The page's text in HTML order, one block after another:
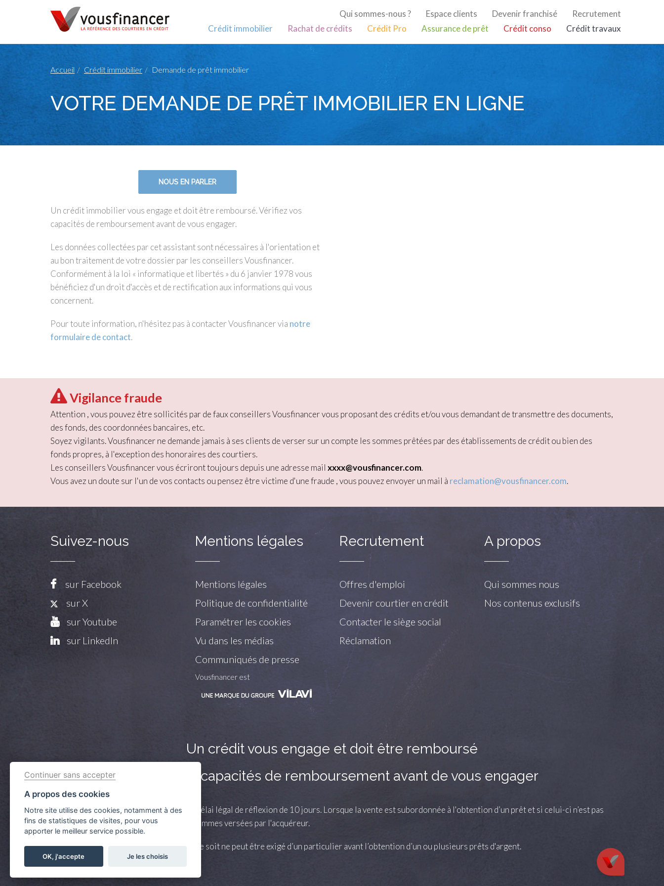
Recrutement
Devenir franchisé
Espace clients
Qui sommes-nous ?
Crédit immobilier
Rachat de crédits Crédit Pro Assurance de prêt Crédit conso Crédit travaux
Accueil Crédit immobilier Demande de prêt immobilier
VOTRE DEMANDE DE PRÊT IMMOBILIER EN LIGNE
NOUS EN PARLER
Un crédit immobilier vous engage et doit être remboursé. Vérifiez vos
capacités de remboursement avant de vous engager.
Les données collectées par cet assistant sont nécessaires à l'orientation et
au bon traitement de votre dossier par les conseillers Vousfinancer.
Conformément à la loi « informatique et libertés » du 6 janvier 1978 vous
bénéficiez d'un droit d'accès et de rectification aux informations qui vous
concernent.
Pour toute information, n'hésitez pas à contacter Vousfinancer via notre
formulaire de contact.
Vigilance fraude
Attention , vous pouvez être sollicités par de faux conseillers Vousfinancer vous proposant des crédits et/ou vous demandant de transmettre des documents,
des fonds, des coordonnées bancaires, etc.
Soyez vigilants. Vousfinancer ne demande jamais à ses clients de verser sur un compte les sommes prêtées par des établissements de crédit ou bien des
fonds propres, à l'exception des honoraires des courtiers.
Les conseillers Vousfinancer vous écriront toujours depuis une adresse mail xxxx@vousfinancer.com.
Vous avez un doute sur l'un de vos contacts ou pensez être victime d'une fraude , vous pouvez envoyer un mail à reclamation@vousfinancer.com.
Suivez-nous
sur Facebook
sur X
sur Youtube
sur LinkedIn
Mentions légales
Mentions légales
Politique de confidentialité
Paramétrer les cookies
Vu dans les médias
Communiqués de presse
Vousfinancer est
Recrutement
Offres d'emploi
Devenir courtier en crédit
Contacter le siège social
Réclamation
A propos
Qui sommes nous
Nos contenus exclusifs
Un crédit vous engage et doit être remboursé
Vérifiez vos capacités de remboursement avant de vous engager
Crédit immobilier : Vous bénéficiez d’un délai légal de réflexion de 10 jours. Lorsque la vente est subordonnée à l'obtention d’un prêt et si celui-ci n’est pas
obtenu, le vendeur doit rembourser les sommes versées par l'acquéreur.
Aucun versement de quelque nature que ce soit ne peut être exigé d’un particulier avant l’obtention d’un ou plusieurs prêts d'argent.
Continuer sans accepter
A propos des cookies
Notre site utilise des cookies, notamment à des
fins de statistiques de visites, pour vous
apporter le meilleur service possible.
OK, j'accepte Je les choisis